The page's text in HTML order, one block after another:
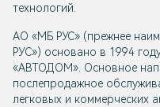
технологий.
АО «МБ РУС» (прежнее
PУC») основано в 1994
«АВТОДОМ». Основное
послепродажное
легковых и коммерческих